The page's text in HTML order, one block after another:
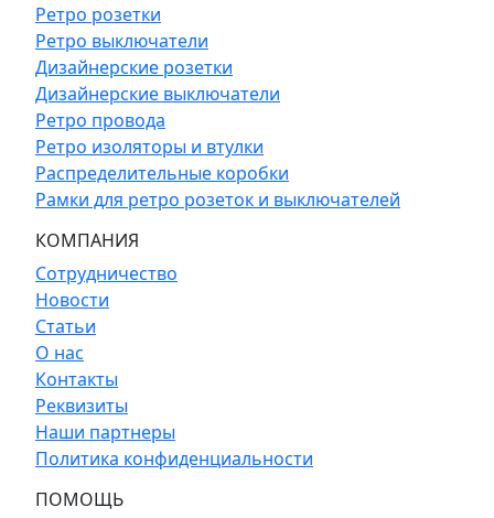
Ретро розетки
Ретро выключатели
Дизайнерские розетки
Дизайнерские выключатели
Ретро провода
Ретро изоляторы и втулки
Распределительные коробки
Рамки для ретро розеток и выключателей
КОМПАНИЯ
Сотрудничество
Новости
Статьи
О нас
Контакты
Реквизиты
Наши партнеры
Политика конфиденциальности
ПОМОЩЬ